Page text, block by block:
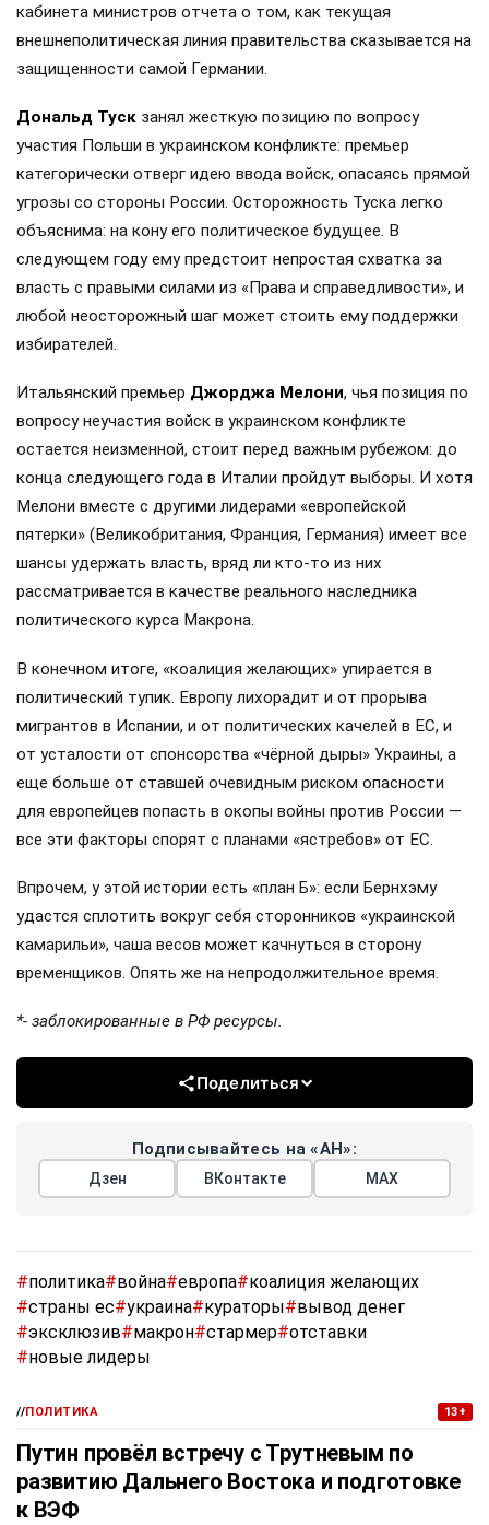
кабинета министров отчета о том, как текущая
внешнеполитическая линия правительства сказывается на
защищенности самой Германии.
Дональд Туск занял жесткую позицию по вопросу
участия Польши в украинском конфликте: премьер
категорически отверг идею ввода войск, опасаясь прямой
угрозы со стороны России. Осторожность Туска легко
объяснима: на кону его политическое будущее. В
следующем году ему предстоит непростая схватка за
власть с правыми силами из «Права и справедливости», и
любой неосторожный шаг может стоить ему поддержки
избирателей.
Итальянский премьер Джорджа Мелони, чья позиция по
вопросу неучастия войск в украинском конфликте
остается неизменной, стоит перед важным рубежом: до
конца следующего года в Италии пройдут выборы. И хотя
Мелони вместе с другими лидерами «европейской
пятерки» (Великобритания, Франция, Германия) имеет все
шансы удержать власть, вряд ли кто-то из них
рассматривается в качестве реального наследника
политического курса Макрона.
В конечном итоге, «коалиция желающих» упирается в
политический тупик. Европу лихорадит и от прорыва
мигрантов в Испании, и от политических качелей в ЕС, и
от усталости от спонсорства «чёрной дыры» Украины, а
еще больше от ставшей очевидным риском опасности
для европейцев попасть в окопы войны против России —
все эти факторы спорят с планами «ястребов» от ЕС.
Впрочем, у этой истории есть «план Б»: если Бернхэму
удастся сплотить вокруг себя сторонников «украинской
камарильи», чаша весов может качнуться в сторону
временщиков. Опять же на непродолжительное время.
*- заблокированные в РФ ресурсы.
Поделиться
Подписывайтесь на «АН»:
Дзен ВКонтакте МАХ
#политика#война#европа#коалиция желающих
#страны ес#украина#кураторы#вывод денег
#эксклюзив#макрон#стармер#отставки
#новые лидеры
//ПОЛИТИКА 13+
Путин провёл встречу с Трутневым по
развитию Дальнего Востока и подготовке
к ВЭФ